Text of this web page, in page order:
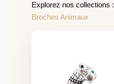
Explorez nos collections :
Broches Animaux